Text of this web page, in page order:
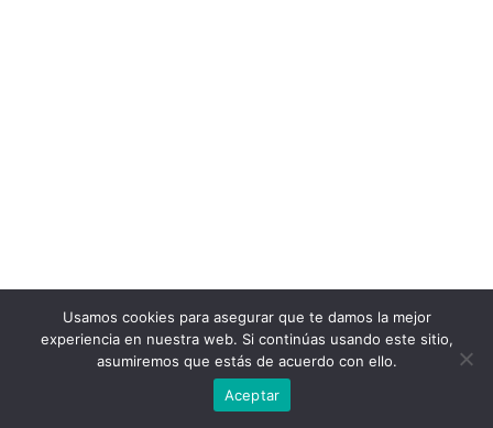
Usamos cookies para asegurar que te damos la mejor
experiencia en nuestra web. Si continúas usando este sitio,
asumiremos que estás de acuerdo con ello.
Aceptar